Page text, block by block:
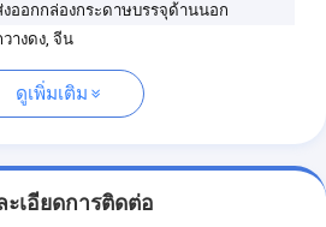
งออกกล่องกระดาษบรรจุด้านนอก
วางดง, จีน
ดูเพิ่มเติม
ะเอียดการติดต่อ